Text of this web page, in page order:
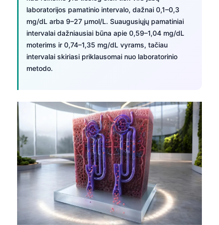
laboratorijos pamatinio intervalo, dažnai 0,1–0,3
mg/dL arba 9–27 µmol/L. Suaugusiųjų pamatiniai
intervalai dažniausiai būna apie 0,59–1,04 mg/dL
moterims ir 0,74–1,35 mg/dL vyrams, tačiau
intervalai skiriasi priklausomai nuo laboratorinio
metodo.